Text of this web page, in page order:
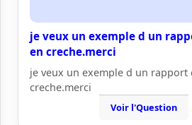
je veux un exemple d un
en creche.merci
je veux un exemple d un rapport
creche.merci
Voir l'Question